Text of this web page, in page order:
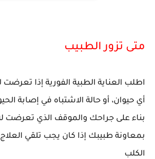
متى تزور الطبيب
اطلب العناية الطبية الفورية إذا
أي حيوان، أو حالة الاشتباه في إصابة
بناء على جراحك والموقف الذي تعرضت
بمعاونة طبيبك إذا كان يجب تلقي العلاج
الكلب